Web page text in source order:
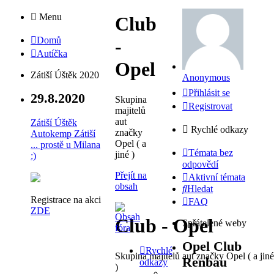
Menu
Domů
Autíčka
Zátiší Úštěk 2020
29.8.2020
Zátiší Úštěk
Autokemp Zátiší
... prostě u Milana
:)
Registrace na akci
ZDE
Club
-
Opel
Skupina
majitelů
aut
značky
Opel ( a
jiné )
Přejít na
obsah
Club - Opel
Skupina majitelů aut značky Opel ( a jiné
)
Rychlé
odkazy
Anonymous
Přihlásit se
Registrovat
Rychlé odkazy
Témata bez
odpovědí
Aktivní témata
Hledat
FAQ
Spřátelené weby
Opel Club
Renbau